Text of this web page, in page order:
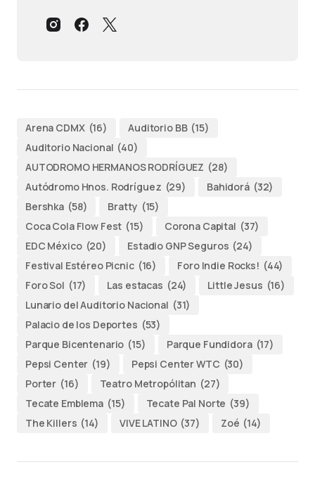
Arena CDMX (16) Auditorio BB (15)
Auditorio Nacional (40)
AUTODROMO HERMANOS RODRÍGUEZ (28)
Autódromo Hnos. Rodríguez (29) Bahidorá (32)
Bershka (58) Bratty (15)
Coca Cola Flow Fest (15) Corona Capital (37)
EDC México (20) Estadio GNP Seguros (24)
Festival Estéreo Picnic (16) Foro Indie Rocks! (44)
Foro Sol (17) Las estacas (24) Little Jesus (16)
Lunario del Auditorio Nacional (31)
Palacio de los Deportes (53)
Parque Bicentenario (15) Parque Fundidora (17)
Pepsi Center (19) Pepsi Center WTC (30)
Porter (16) Teatro Metropólitan (27)
Tecate Emblema (15) Tecate Pal Norte (39)
The Killers (14) VIVE LATINO (37) Zoé (14)